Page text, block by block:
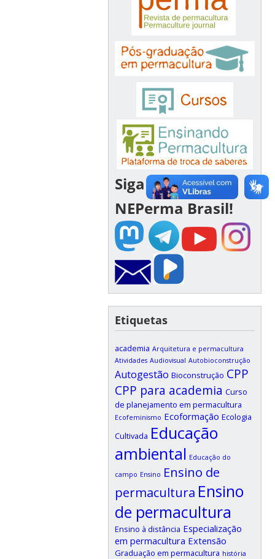
Siga a Rede
NEPerma Brasil!
Etiquetas
academia Arquitetura e permacultura
Atividades Audiovisual Autobioconstrução
Autogestão Bioconstrução CPP
CPP para academia Curso
de planejamento em permacultura
Ecofeminismo Ecoformação Ecologia
Cultivada Educação
ambiental Educação do
campo Ensino Ensino de
permacultura Ensino
de permacultura
Ensino à distância Especialização
em permacultura Extensão
Graduação em permacultura história